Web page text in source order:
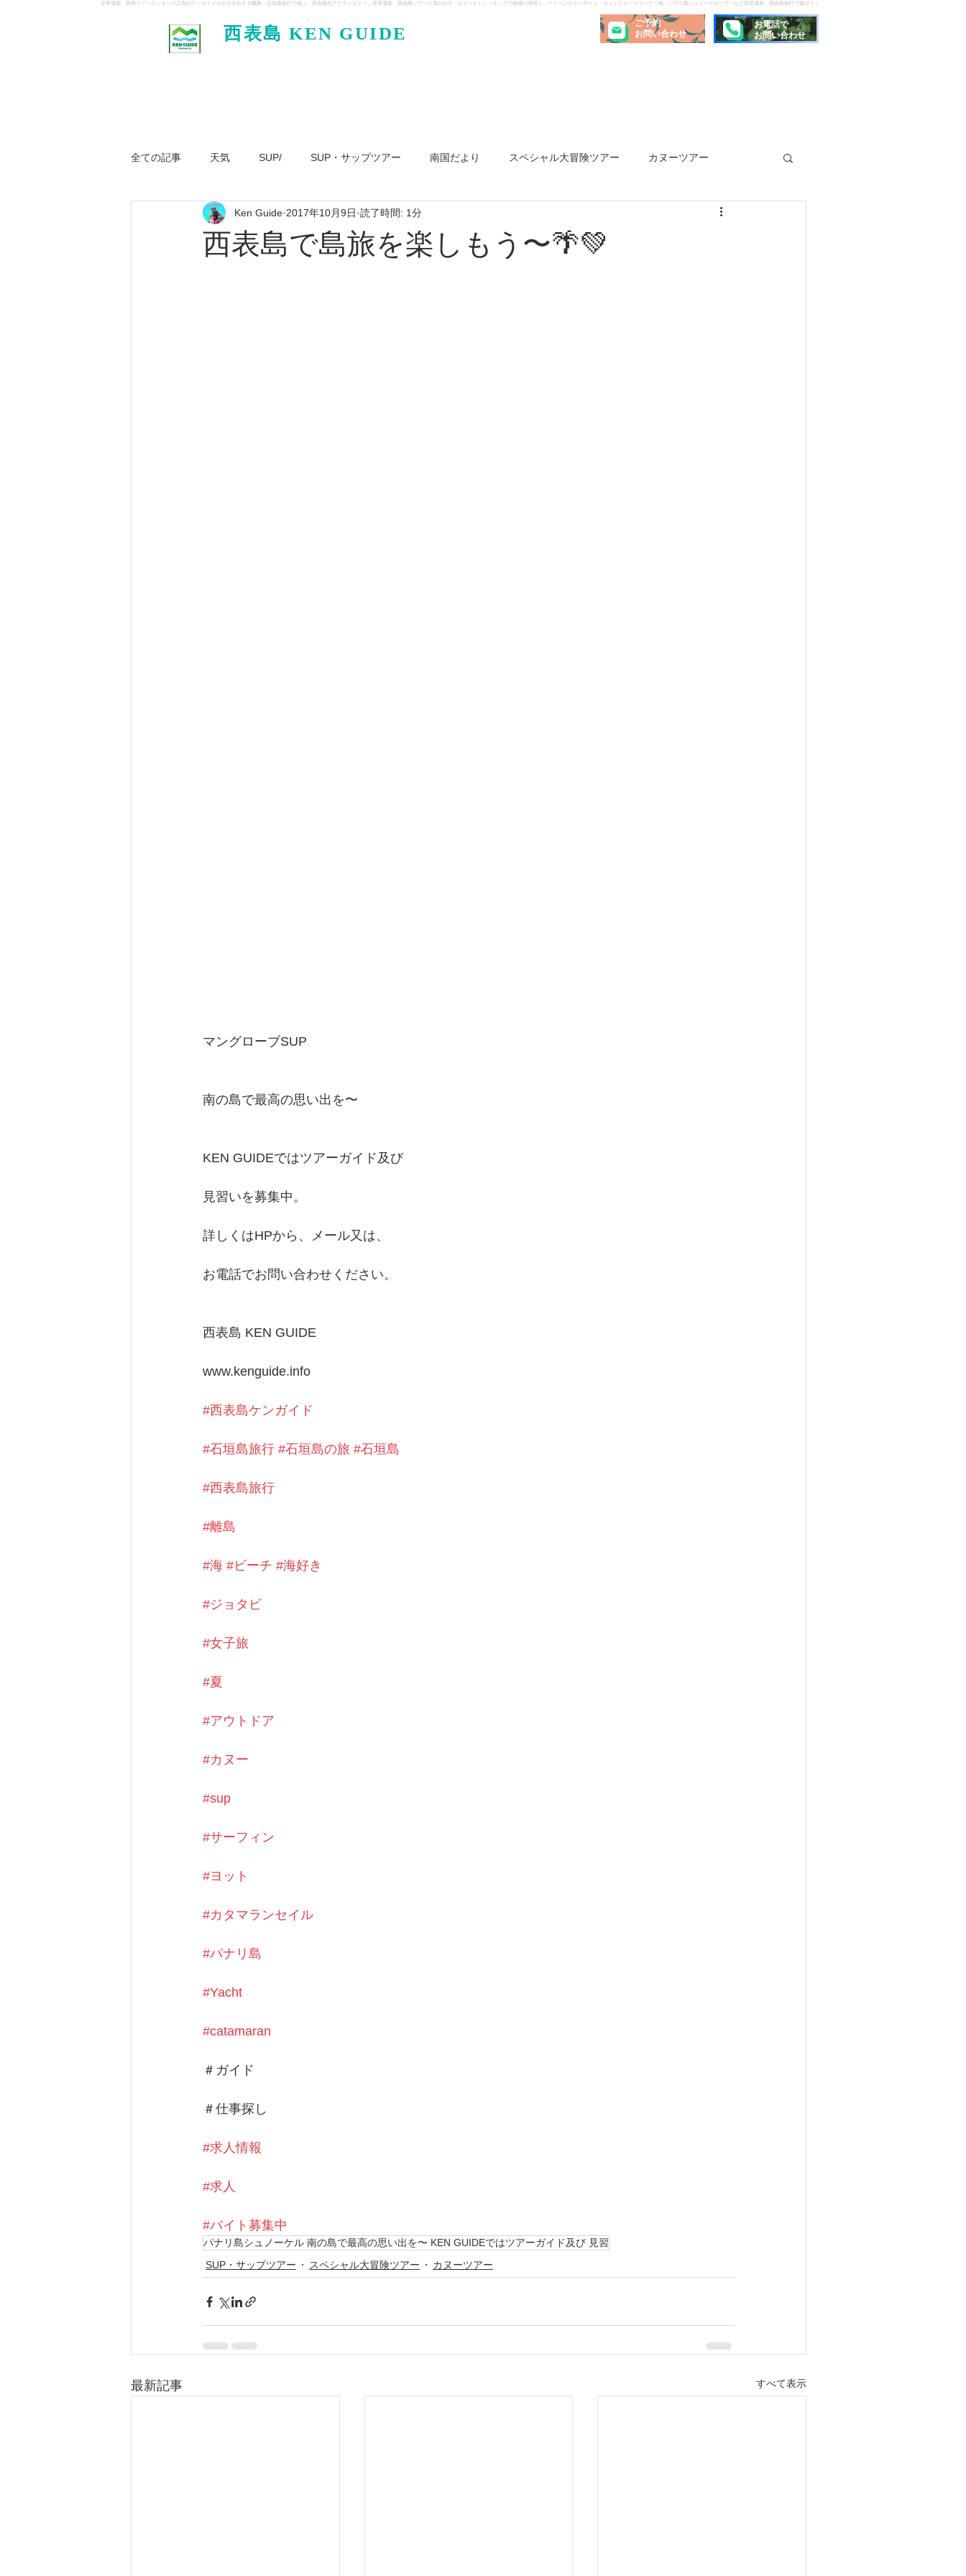
世界遺産、西表ツアーランキング人気のケンガイドがおすすめする離島・石垣島旅行で遊ぶ・西表観光アクティビティ、世界遺産、西表島ツアー人気のSUP・カヌー＆トレッキングで秘境の滝巡り、アドベンチャーボート・ヨットクルーズでパナリ島・バラス島シュノーケルツアーなど世界遺産、西表島旅行で遊ぼう！
西表島 KEN GUIDE
ご予約
お問い合わせ
お電話で
お問い合わせ
全ての記事 天気 SUP/ SUP・サップツアー 南国だより スペシャル大冒険ツアー カヌーツアー
ジャングル大冒険ツアー パナリ島 ヨット
西表島で島旅を楽しもう〜🌴💚
Ken Guide 2017年10月9日 読了時間: 1分
マングローブSUP
南の島で最高の思い出を〜
KEN GUIDEではツアーガイド及び
見習いを募集中。
詳しくはHPから、メール又は、
お電話でお問い合わせください。
西表島 KEN GUIDE
www.kenguide.info
#西表島ケンガイド
#石垣島旅行 #石垣島の旅 #石垣島
#西表島旅行
#離島
#海 #ビーチ #海好き
#ジョタビ
#女子旅
#夏
#アウトドア
#カヌー
#sup
#サーフィン
#ヨット
#カタマランセイル
#パナリ島
#Yacht
#catamaran
＃ガイド
＃仕事探し
#求人情報
#求人
#バイト募集中
パナリ島シュノーケル 南の島で最高の思い出を〜 KEN GUIDEではツアーガイド及び 見習
SUP・サップツアー
スペシャル大冒険ツアー カヌーツアー
最新記事 すべて表示